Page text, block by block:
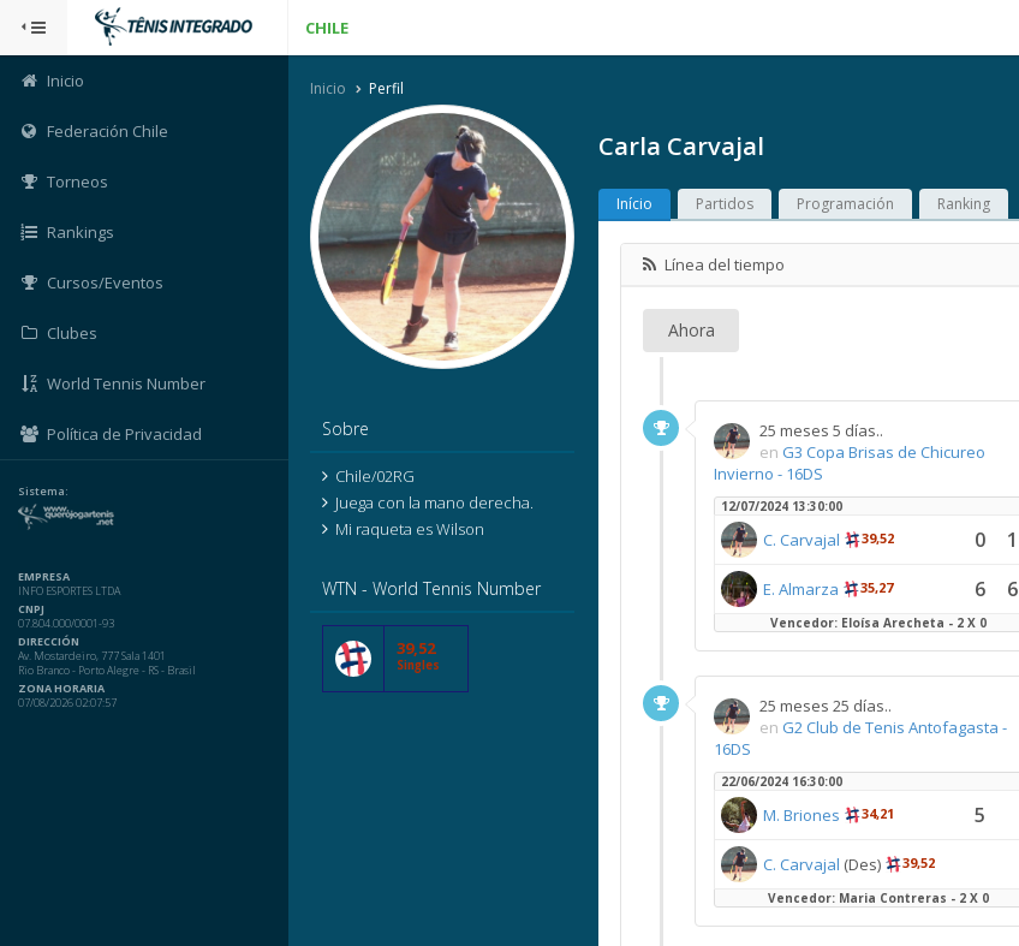
CHILE
Inicio
Federación Chile
Torneos
Rankings
Cursos/Eventos
Clubes
World Tennis Number
Política de Privacidad
Sistema:
EMPRESA
INFO ESPORTES LTDA
CNPJ
07.804.000/0001-93
DIRECCIÓN
Av. Mostardeiro, 777 Sala 1401
Rio Branco - Porto Alegre - RS - Brasil
ZONA HORARIA
07/08/2026 02:07:57
Inicio Perfil
Carla Carvajal
Sobre
Chile/02RG
Juega con la mano derecha.
Mi raqueta es Wilson
WTN - World Tennis Number
39,52
Singles
Início Partidos Programación Ranking
Línea del tiempo
Ahora
25 meses 5 días..
en G3 Copa Brisas de Chicureo
Invierno - 16DS
12/07/2024 13:30:00
C. Carvajal 39,52 0 1
E. Almarza 35,27 6 6
Vencedor: Eloísa Arecheta - 2 X 0
25 meses 25 días..
en G2 Club de Tenis Antofagasta -
16DS
22/06/2024 16:30:00
M. Briones 34,21 5
C. Carvajal (Des) 39,52
Vencedor: Maria Contreras - 2 X 0